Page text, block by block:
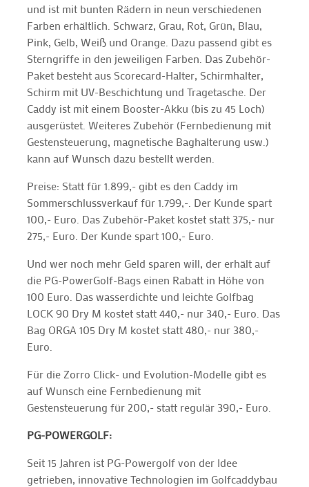
und ist mit bunten Rädern in neun verschiedenen
Farben erhältlich. Schwarz, Grau, Rot, Grün, Blau,
Pink, Gelb, Weiß und Orange. Dazu passend gibt es
Sterngriffe in den jeweiligen Farben. Das Zubehör-
Paket besteht aus Scorecard-Halter, Schirmhalter,
Schirm mit UV-Beschichtung und Tragetasche. Der
Caddy ist mit einem Booster-Akku (bis zu 45 Loch)
ausgerüstet. Weiteres Zubehör (Fernbedienung mit
Gestensteuerung, magnetische Baghalterung usw.)
kann auf Wunsch dazu bestellt werden.
Preise: Statt für 1.899,- gibt es den Caddy im
Sommerschlussverkauf für 1.799,-. Der Kunde spart
100,- Euro. Das Zubehör-Paket kostet statt 375,- nur
275,- Euro. Der Kunde spart 100,- Euro.
Und wer noch mehr Geld sparen will, der erhält auf
die PG-PowerGolf-Bags einen Rabatt in Höhe von
100 Euro. Das wasserdichte und leichte Golfbag
LOCK 90 Dry M kostet statt 440,- nur 340,- Euro. Das
Bag ORGA 105 Dry M kostet statt 480,- nur 380,-
Euro.
Für die Zorro Click- und Evolution-Modelle gibt es
auf Wunsch eine Fernbedienung mit
Gestensteuerung für 200,- statt regulär 390,- Euro.
PG-POWERGOLF:
Seit 15 Jahren ist PG-Powergolf von der Idee
getrieben, innovative Technologien im Golfcaddybau